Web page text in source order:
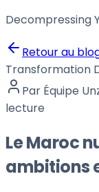
Decompressing
Retour au
Transformation
Par Équipe
lecture
Le Maroc
ambitions